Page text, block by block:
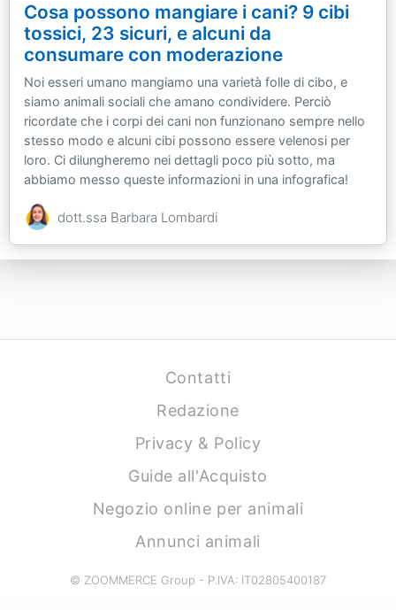
Cosa possono mangiare i cani? 9 cibi
tossici, 23 sicuri, e alcuni da
consumare con moderazione
Noi esseri umano mangiamo una varietà folle di cibo, e
siamo animali sociali che amano condividere. Perciò
ricordate che i corpi dei cani non funzionano sempre nello
stesso modo e alcuni cibi possono essere velenosi per
loro. Ci dilungheremo nei dettagli poco più sotto, ma
abbiamo messo queste informazioni in una infografica!
dott.ssa Barbara Lombardi
Contatti
Redazione
Privacy & Policy
Guide all'Acquisto
Negozio online per animali
Annunci animali
© ZOOMMERCE Group - P.IVA: IT02805400187